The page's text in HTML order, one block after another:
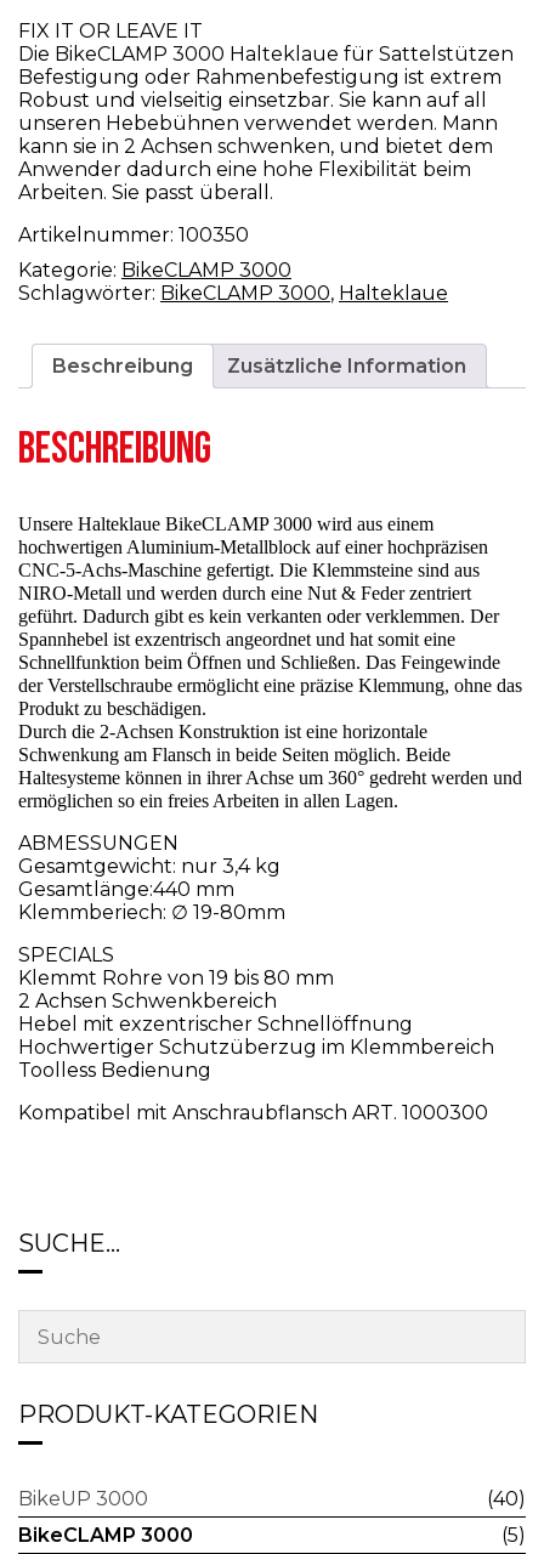
FIX IT OR LEAVE IT
Die BikeCLAMP 3000 Halteklaue für Sattelstützen
Befestigung oder Rahmenbefestigung ist extrem
Robust und vielseitig einsetzbar. Sie kann auf all
unseren Hebebühnen verwendet werden. Mann
kann sie in 2 Achsen schwenken, und bietet dem
Anwender dadurch eine hohe Flexibilität beim
Arbeiten. Sie passt überall.
Artikelnummer: 100350
Kategorie: BikeCLAMP 3000
Schlagwörter: BikeCLAMP 3000, Halteklaue
Beschreibung Zusätzliche Information
BESCHREIBUNG
Unsere Halteklaue BikeCLAMP 3000 wird aus einem
hochwertigen Aluminium-Metallblock auf einer hochpräzisen
CNC-5-Achs-Maschine gefertigt. Die Klemmsteine sind aus
NIRO-Metall und werden durch eine Nut & Feder zentriert
geführt. Dadurch gibt es kein verkanten oder verklemmen. Der
Spannhebel ist exzentrisch angeordnet und hat somit eine
Schnellfunktion beim Öffnen und Schließen. Das Feingewinde
der Verstellschraube ermöglicht eine präzise Klemmung, ohne das
Produkt zu beschädigen.
Durch die 2-Achsen Konstruktion ist eine horizontale
Schwenkung am Flansch in beide Seiten möglich. Beide
Haltesysteme können in ihrer Achse um 360° gedreht werden und
ermöglichen so ein freies Arbeiten in allen Lagen.
ABMESSUNGEN
Gesamtgewicht: nur 3,4 kg
Gesamtlänge:440 mm
Klemmberiech: ∅ 19-80mm
SPECIALS
Klemmt Rohre von 19 bis 80 mm
2 Achsen Schwenkbereich
Hebel mit exzentrischer Schnellöffnung
Hochwertiger Schutzüberzug im Klemmbereich
Toolless Bedienung
Kompatibel mit Anschraubflansch ART. 1000300
SUCHE…
PRODUKT-KATEGORIEN
BikeUP 3000
(40)
BikeCLAMP 3000
(5)